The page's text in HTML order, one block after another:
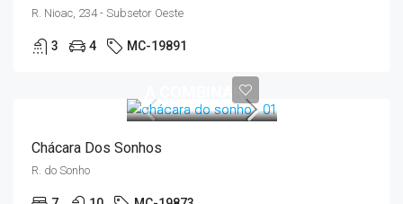
R. Nioac, 234 - Subsetor Oeste
3 4 MC-19891
A COMBINAR
Chácara Dos Sonhos
R. do Sonho